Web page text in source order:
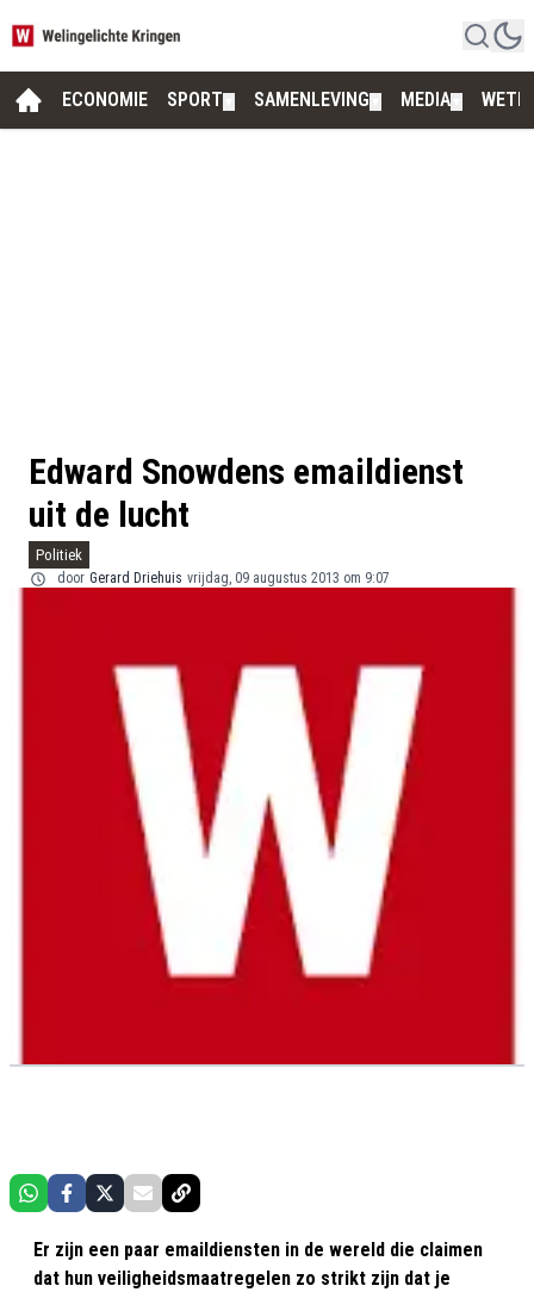
ECONOMIE SPORT SAMENLEVING MEDIA
Edward Snowdens emaildienst
uit de lucht
Politiek
door Gerard Driehuis vrijdag, 09 augustus 2013 om 9:07
Er zijn een paar emaildiensten in de wereld die claimen
dat hun veiligheidsmaatregelen zo strikt zijn dat je